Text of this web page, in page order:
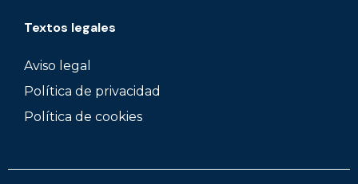
Textos legales
Aviso legal
Política de privacidad
Política de cookies